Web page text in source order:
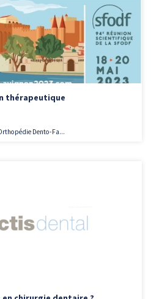
thérapeutique
Dento-Fa...